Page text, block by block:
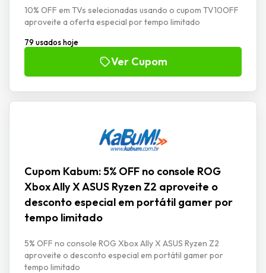
10% OFF em TVs selecionadas usando o cupom TV10OFF
aproveite a oferta especial por tempo limitado
79 usados hoje
Ver Cupom
Cupom Kabum: 5% OFF no console ROG
Xbox Ally X ASUS Ryzen Z2 aproveite o
desconto especial em portátil gamer por
tempo limitado
5% OFF no console ROG Xbox Ally X ASUS Ryzen Z2
aproveite o desconto especial em portátil gamer por
tempo limitado